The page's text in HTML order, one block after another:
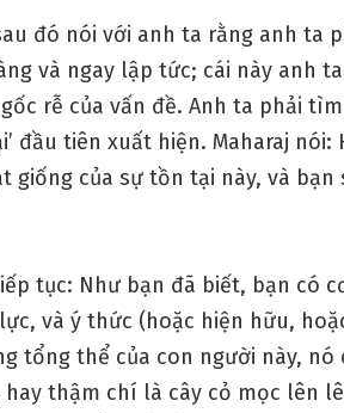
đó nói với anh ta rằng anh ta
và ngay lập tức; cái này anh
rễ của vấn đề. Anh ta phải
đầu tiên xuất hiện. Maharaj
giống của sự tồn tại này, và
tục: Như bạn đã biết, bạn có
và ý thức (hoặc hiện hữu,
tổng thể của con người này,
thậm chí là cây cỏ mọc lên